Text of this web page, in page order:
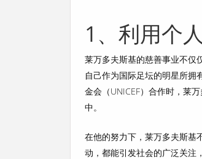
1、利用个
莱万多夫斯基的慈善事业不仅
自己作为国际足坛的明星所拥
金会（UNICEF）合作时，莱
中。
在他的努力下，莱万多夫斯基
动，都能引发社会的广泛关注